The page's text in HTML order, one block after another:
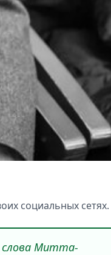
социальных сетях.
слова Митта-